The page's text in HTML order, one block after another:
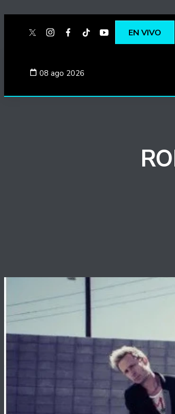
twitterinstagram
facebook
tiktokyoutubespotify
EN VIVO
08 ago 2026